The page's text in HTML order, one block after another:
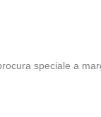
speciale a